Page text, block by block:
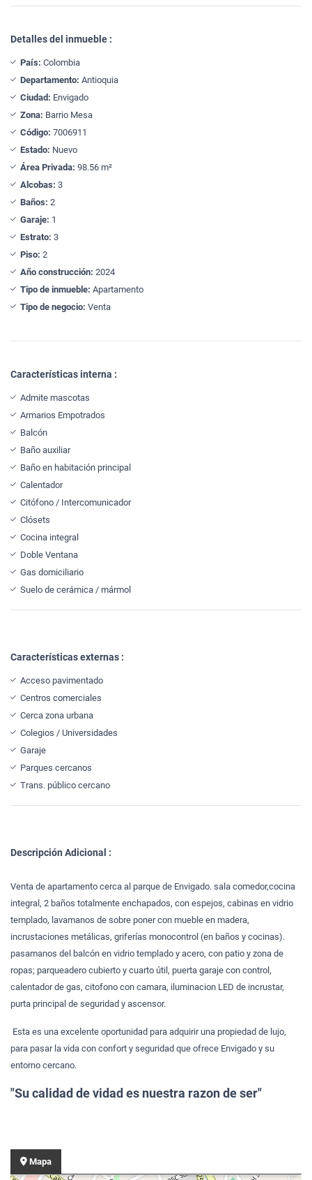
Detalles del inmueble :
País: Colombia
Departamento: Antioquia
Ciudad: Envigado
Zona: Barrio Mesa
Código: 7006911
Estado: Nuevo
Área Privada: 98.56 m²
Alcobas: 3
Baños: 2
Garaje: 1
Estrato: 3
Piso: 2
Año construcción: 2024
Tipo de inmueble: Apartamento
Tipo de negocio: Venta
Características interna :
Admite mascotas
Armarios Empotrados
Balcón
Baño auxiliar
Baño en habitación principal
Calentador
Citófono / Intercomunicador
Clósets
Cocina integral
Doble Ventana
Gas domiciliario
Suelo de cerámica / mármol
Características externas :
Acceso pavimentado
Centros comerciales
Cerca zona urbana
Colegios / Universidades
Garaje
Parques cercanos
Trans. público cercano
Descripción Adicional :
Venta de apartamento cerca al parque de Envigado. sala comedor,cocina
integral, 2 baños totalmente enchapados, con espejos, cabinas en vidrio
templado, lavamanos de sobre poner con mueble en madera,
incrustaciones metálicas, griferías monocontrol (en baños y cocinas).
pasamanos del balcón en vidrio templado y acero, con patio y zona de
ropas; parqueadero cubierto y cuarto útil, puerta garaje con control,
calentador de gas, citofono con camara, iluminacion LED de incrustar,
purta principal de seguridad y ascensor.
Esta es una excelente oportunidad para adquirir una propiedad de lujo,
para pasar la vida con confort y seguridad que ofrece Envigado y su
entorno cercano.
"Su calidad de vidad es nuestra razon de ser"
Mapa